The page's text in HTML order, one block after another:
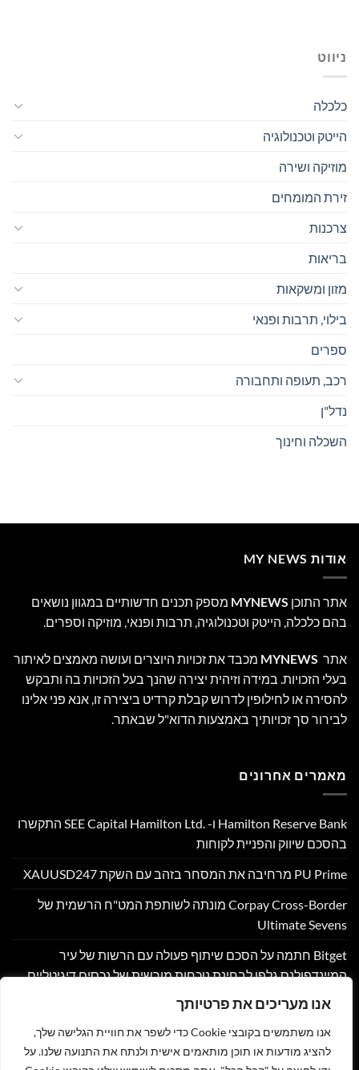
אנו מעריכים את פרטיותך
אנו משתמשים בקובצי Cookie כדי לשפר את חוויית הגלישה שלך,
להציג מודעות או תוכן מותאמים אישית ולנתח את התנועה שלנו. על
ניווט
כלכלה
הייטק וטכנולוגיה
מוזיקה ושירה
זירת המומחים
צרכנות
בריאות
מזון ומשקאות
בילוי, תרבות ופנאי
ספרים
רכב, תעופה ותחבורה
נדל"ן
השכלה וחינוך
אודות MY NEWS
אתר התוכן MYNEWS מספק תכנים חדשותיים במגוון נושאים
בהם כלכלה, הייטק וטכנולוגיה, תרבות ופנאי, מוזיקה וספרים.
אתר MYNEWS מכבד את זכויות היוצרים ועושה מאמצים לאיתור
בעלי הזכויות. במידה וזיהית יצירה שהנך בעל הזכויות בה ותבקש
להסירה או לחילופין לדרוש קבלת קרדיט ביצירה זו, אנא פני אלינו
לבירור סך זכויותיך באמצעות הדוא"ל שבאתר.
מאמרים אחרונים
Hamilton Reserve Bank ו- SEE Capital Hamilton Ltd.‎ התקשרו
בהסכם שיווק והפניית לקוחות
PU Prime מרחיבה את המסחר בזהב עם השקת XAUUSD247
Corpay Cross-Border מונתה לשותפת המט"ח הרשמית של
Ultimate Sevens
Bitget חתמה על הסכם שיתוף פעולה עם הרשות של עיר
המיינדפולנס גלפו לבחינת נוכחות מורשית של נכסים דיגיטליים
Nyxoah מדווחת על תוצאות פיננסיות ותפעוליות ברבעון השני
ובמחצית הראשונה של 2026